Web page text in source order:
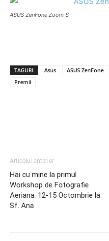
ASUS ZenFone Zoom S
TAGURI Asus ASUS ZenFone
Premii
Articolul anterior
Hai cu mine la primul
Workshop de Fotografie
Aeriana: 12-15 Octombrie la
Sf. Ana